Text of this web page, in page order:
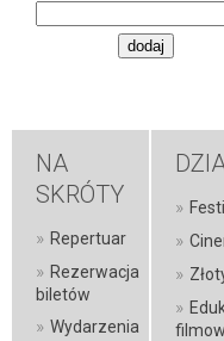
NA
SKRÓTY
» Repertuar
» Rezerwacja
biletów
» Wydarzenia
»
»
»
»